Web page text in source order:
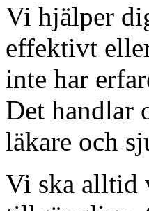
Vi hjälper
effektivt
inte har
Det handlar
läkare och
Vi ska alltid